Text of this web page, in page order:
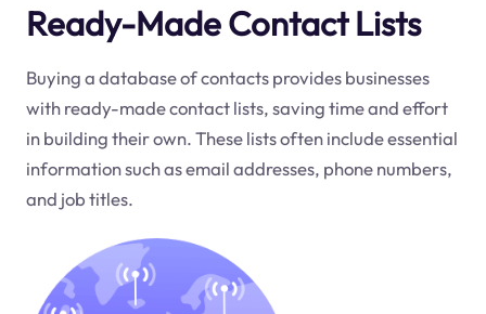
Ready-Made Contact Lists
Buying a database of contacts provides businesses
with ready-made contact lists, saving time and effort
in building their own. These lists often include essential
information such as email addresses, phone numbers,
and job titles.